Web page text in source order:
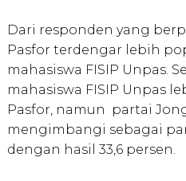
Dari responden yang
Pasfor terdengar lebih
mahasiswa FISIP Unpas.
mahasiswa FISIP Unpas
Pasfor, namun partai
mengimbangi sebagai
dengan hasil 33,6 persen.